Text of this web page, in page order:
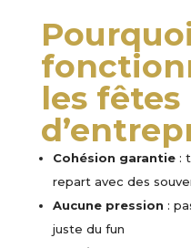
les fêtes
Cohésion garantie:
repart avec des
Aucune pression :
juste du fun